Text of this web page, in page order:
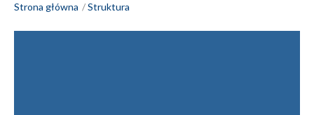
Strona główna Struktura